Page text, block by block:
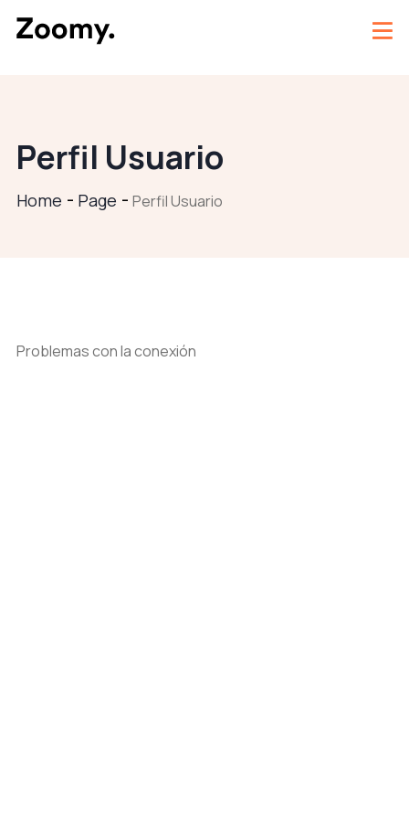
Perfil Usuario
Home Page Perfil Usuario
Problemas con la conexión